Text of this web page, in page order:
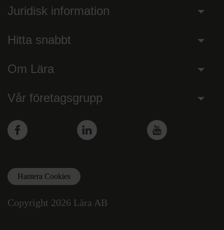
Juridisk information
Hitta snabbt
Om Lära
Vår företagsgrupp
Facebook LinkedIn YouTube
Hantera Cookies
Copyright 2026 Lära AB